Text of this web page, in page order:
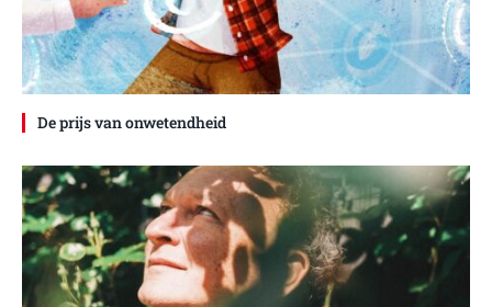
De prijs van onwetendheid